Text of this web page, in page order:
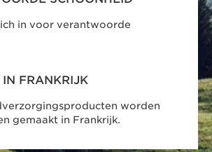
in voor verantwoorde
FRANKRIJK
worden
gemaakt in Frankrijk.